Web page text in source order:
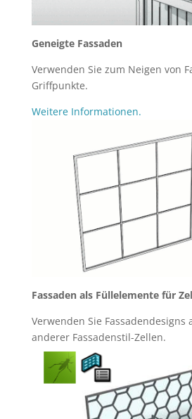
Geneigte Fassaden
Verwenden Sie zum Neigen von
Griffpunkte.
Weitere Informationen.
Fassaden als Füllelemente für
Verwenden Sie Fassadendesigns
anderer Fassadenstil-Zellen.